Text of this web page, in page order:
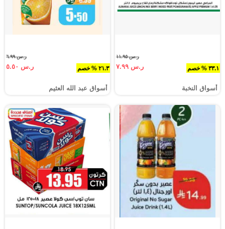
٣٣.١ % خصم
ر.س ١١.٩٥
ر.س ٧.٩٩
أسواق النخبة
٢١.٣ % خصم
ر.س ٦.٩٩
ر.س ٥.٥٠
أسواق عبد الله العثيم